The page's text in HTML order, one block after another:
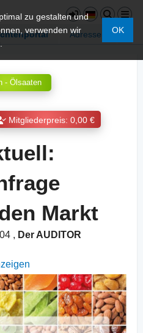
Adressen
zu gestalten und
verwenden wir
OK
- Ölsaaten
Mitgliederpreis: 0,00 €
Markt
, Der AUDITOR